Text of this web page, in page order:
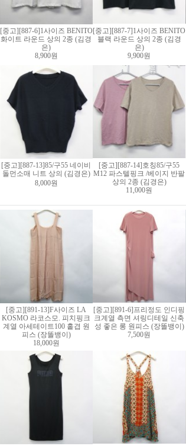
[중고][887-6]1사이즈 BENITO
화이트 라운드 상의 2종 (김경
은)
8,900원
[중고][887-7]1사이즈 BENITO
블랙 라운드 상의 2종 (김경
은)
9,900원
[중고][887-13]85/구55 네이비
돌먼소매 니트 상의 (김경은)
8,000원
[중고][887-14]호칭85/구55
M12 파스텔핑크 /베이지 반팔
상의 2종 (김경은)
11,000원
[중고][891-13]F사이즈 LA
KOSMO 라코스모. 피치핑크
계열 아세테이트100 홑겹 원
피스 (장똘뱅이)
18,000원
[중고][891-6]프리정도 인디핑
크계열 측면 셔링디테일 신축
성 좋은 롱 원피스 (장똘뱅이)
7,500원